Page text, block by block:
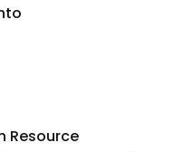
Resource